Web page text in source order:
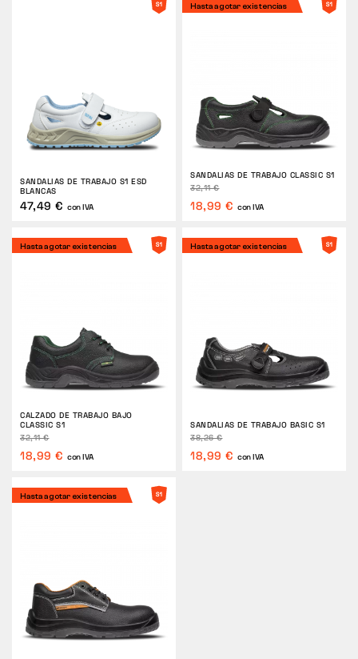
SANDALIAS DE TRABAJO S1 ESD
BLANCAS
47,49 € con IVA
Hasta agotar existencias
SANDALIAS DE TRABAJO CLASSIC S1
32,11 €
18,99 € con IVA
Hasta agotar existencias
CALZADO DE TRABAJO BAJO
CLASSIC S1
32,11 €
18,99 € con IVA
Hasta agotar existencias
SANDALIAS DE TRABAJO BASIC S1
38,26 €
18,99 € con IVA
Hasta agotar existencias